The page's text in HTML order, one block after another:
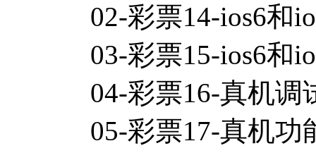
02-彩票14-ios6和
03-彩票15-ios6和
04-彩票16-真机调
05-彩票17-真机功